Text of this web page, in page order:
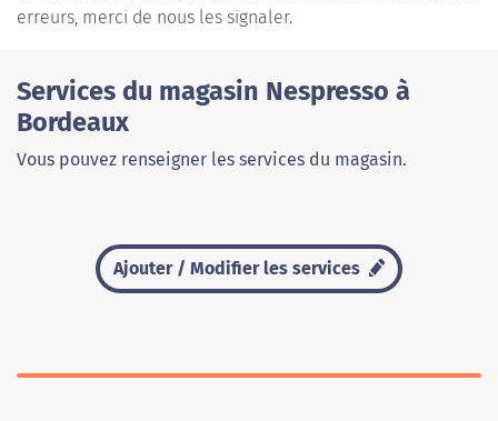
erreurs, merci de nous les signaler.
Services du magasin Nespresso à
Bordeaux
Vous pouvez renseigner les services du magasin.
Ajouter / Modifier les services